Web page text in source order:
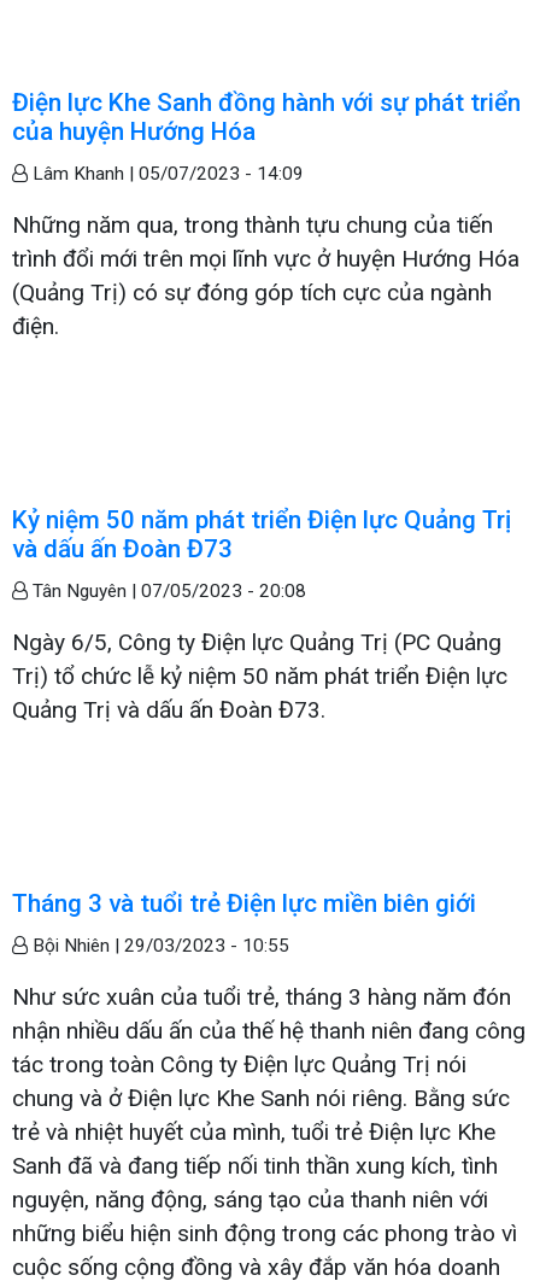
Điện lực Khe Sanh đồng hành với sự phát triển
của huyện Hướng Hóa
Lâm Khanh | 05/07/2023 - 14:09
Những năm qua, trong thành tựu chung của tiến
trình đổi mới trên mọi lĩnh vực ở huyện Hướng Hóa
(Quảng Trị) có sự đóng góp tích cực của ngành
điện.
Kỷ niệm 50 năm phát triển Điện lực Quảng Trị
và dấu ấn Đoàn Đ73
Tân Nguyên | 07/05/2023 - 20:08
Ngày 6/5, Công ty Điện lực Quảng Trị (PC Quảng
Trị) tổ chức lễ kỷ niệm 50 năm phát triển Điện lực
Quảng Trị và dấu ấn Đoàn Đ73.
Tháng 3 và tuổi trẻ Điện lực miền biên giới
Bội Nhiên | 29/03/2023 - 10:55
Như sức xuân của tuổi trẻ, tháng 3 hàng năm đón
nhận nhiều dấu ấn của thế hệ thanh niên đang công
tác trong toàn Công ty Điện lực Quảng Trị nói
chung và ở Điện lực Khe Sanh nói riêng. Bằng sức
trẻ và nhiệt huyết của mình, tuổi trẻ Điện lực Khe
Sanh đã và đang tiếp nối tinh thần xung kích, tình
nguyện, năng động, sáng tạo của thanh niên với
những biểu hiện sinh động trong các phong trào vì
cuộc sống cộng đồng và xây đắp văn hóa doanh